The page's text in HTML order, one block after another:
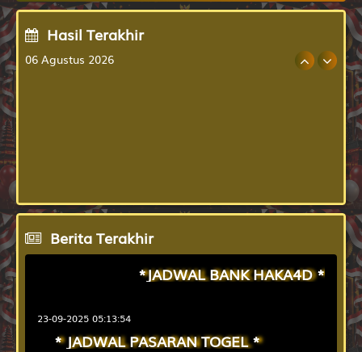
Hasil Terakhir
06 Agustus 2026
Berita Terakhir
*JADWAL BANK HAKA4D *
23-09-2025 05:13:54
* JADWAL PASARAN TOGEL *